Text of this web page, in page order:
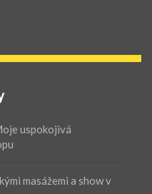
uspokojivá
masážemi a show v